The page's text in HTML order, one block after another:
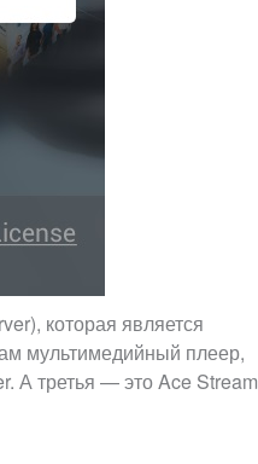
которая является
мультимедийный плеер,
А третья — это Ace Stream